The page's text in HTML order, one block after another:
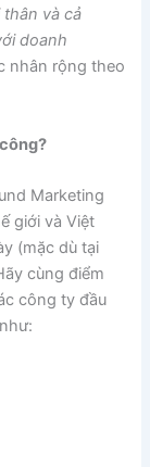
và cả
doanh
nhân rộng theo
Marketing
giới và Việt
(mặc dù tại
cùng điểm
công ty đầu